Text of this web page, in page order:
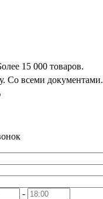
15 000 товаров.
Со всеми документами.
-